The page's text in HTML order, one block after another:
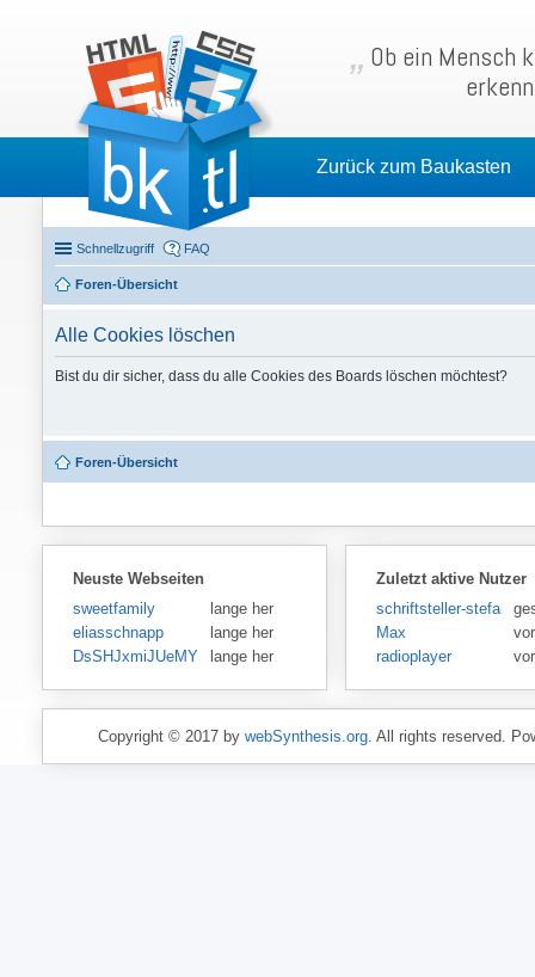
Ob ein Mensch
Zurück zum Baukasten
Schnellzugriff FAQ
Foren-Übersicht
Alle Cookies löschen
Bist du dir sicher, dass du alle Cookies des Boards löschen möchtest?
Foren-Übersicht
Neuste Webseiten
sweetfamily
lange her
eliasschnapp
lange her
DsSHJxmiJUeMY
lange her
Zuletzt aktive Nutzer
schriftsteller-stefansen
Max
radioplayer
Copyright © 2017 by webSynthesis.org. All rights reserved.